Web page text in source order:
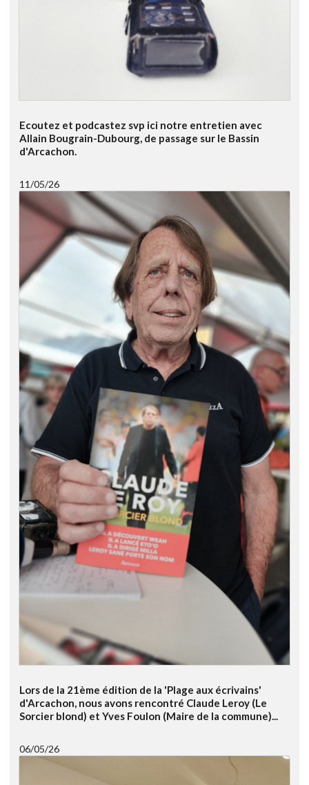
Ecoutez et podcastez svp ici notre entretien avec
Allain Bougrain-Dubourg, de passage sur le Bassin
d'Arcachon.
11/05/26
Lors de la 21ème édition de la 'Plage aux écrivains'
d'Arcachon, nous avons rencontré Claude Leroy (Le
Sorcier blond) et Yves Foulon (Maire de la commune)...
06/05/26